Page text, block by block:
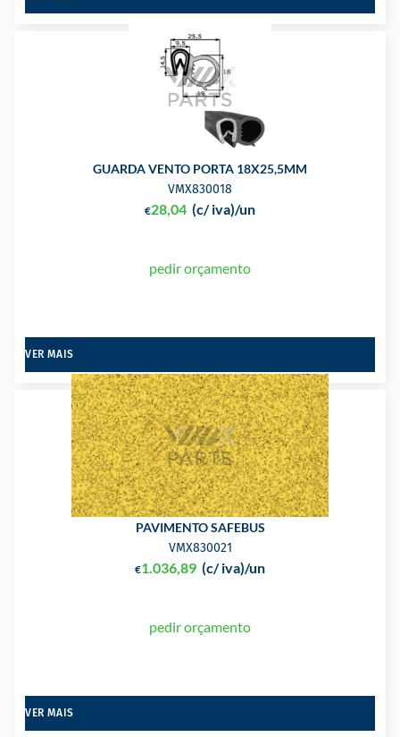
GUARDA VENTO PORTA 18X25,5MM
VMX830018
€28,04 (c/ iva)/un
pedir orçamento
VER MAIS
PAVIMENTO SAFEBUS
VMX830021
€1.036,89 (c/ iva)/un
pedir orçamento
VER MAIS